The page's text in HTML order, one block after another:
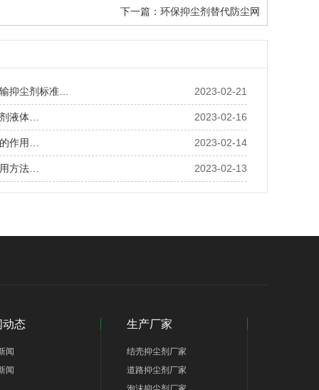
下一篇： 环保抑尘剂替代防尘网
2023-02-21
抑尘剂标准…
2023-02-16
液体…
2023-02-14
作用…
2023-02-13
方法…
动态
闻
闻
生产厂家
结壳抑尘剂厂家
道路抑尘剂厂家